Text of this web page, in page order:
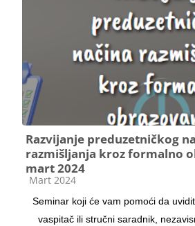
Razvijanje preduzetničkog
razmišljanja kroz formalno
mart 2024
Категорија курса
Mart 2024
Seminar koji će vam pomoći da
vaspitač ili stručni saradnik,